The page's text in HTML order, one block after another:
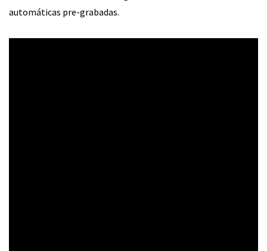
automáticas pre-grabadas.